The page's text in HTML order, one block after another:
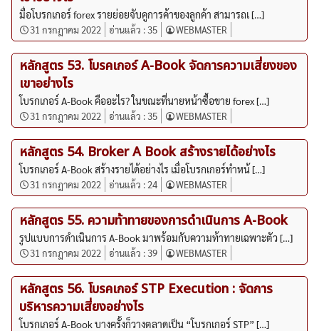
มื่อโบรกเกอร์ forex รายย่อยจับคูการค้าของลูกค้า สามารถเ […]
31 กรกฎาคม 2022 อ่านแล้ว :35 WEBMASTER
หลักสูตร 53. โบรคเกอร์ A-Book จัดการความเสี่ยงของ
เขาอย่างไร
โบรกเกอร์ A-Book คืออะไร? ในขณะที่นายหน้าซื้อขาย forex […]
31 กรกฎาคม 2022 อ่านแล้ว :35 WEBMASTER
หลักสูตร 54. Broker A Book สร้างรายได้อย่างไร
โบรกเกอร์ A-Book สร้างรายได้อย่างไร เมื่อโบรกเกอร์ทำหน้ […]
31 กรกฎาคม 2022 อ่านแล้ว :24 WEBMASTER
หลักสูตร 55. ความท้าทายของการดำเนินการ A-Book
รูปแบบการดำเนินการ A-Book มาพร้อมกับความท้าทายเฉพาะตัว […]
31 กรกฎาคม 2022 อ่านแล้ว :39 WEBMASTER
หลักสูตร 56. โบรคเกอร์ STP Execution : จัดการ
บริหารความเสี่ยงอย่างไร
โบรกเกอร์ A-Book บางครั้งก็วางตลาดเป็น “โบรกเกอร์ STP” […]